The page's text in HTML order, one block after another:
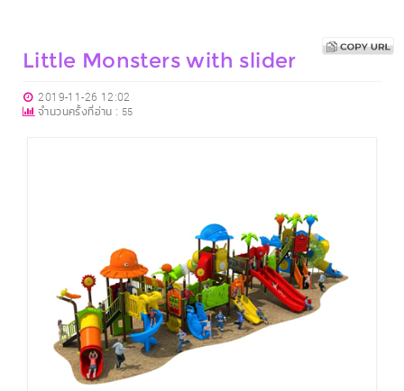
Little Monsters with slider
2019-11-26 12:02
จำนวนครั้งที่อ่าน : 55